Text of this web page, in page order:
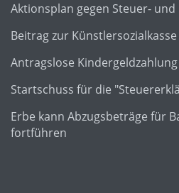
Aktionsplan gegen Steuer-
Beitrag zur
Antragslose
Startschuss für die
Erbe kann Abzugsbeträge für
fortführen